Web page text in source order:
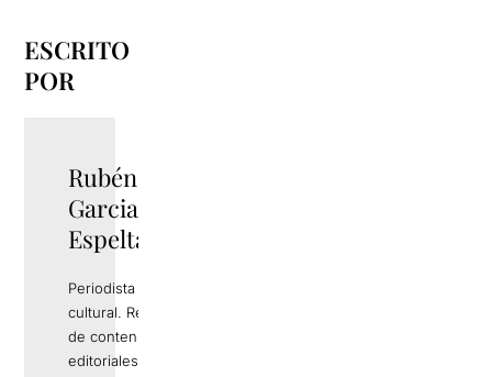
ESCRITO
POR
Rubén
Garcia
Espelta
Periodista y gestor
cultural. Responsable
de contenidos
editoriales de